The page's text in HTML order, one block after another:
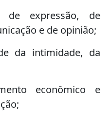
expressão, de
e de opinião;
da intimidade, da
econômico e